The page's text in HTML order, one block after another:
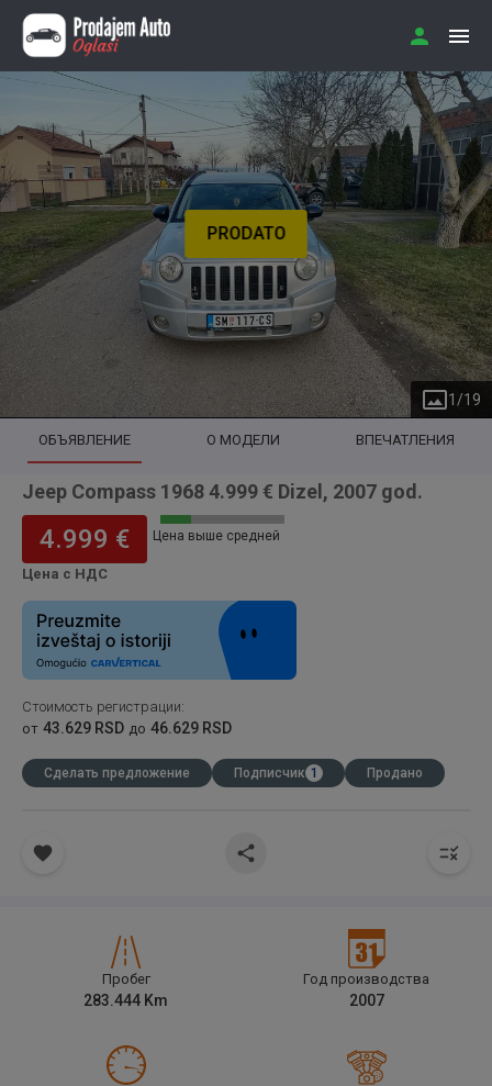
PRODATO
1 /19
ОБЪЯВЛЕНИЕ О МОДЕЛИ ВПЕЧАТЛЕНИЯ
Jeep Compass 1968 4.999 € Dizel, 2007 god.
4.999 €
Цена с НДС
Цена выше средней
Стоимость регистрации:
от 43.629 RSD до 46.629 RSD
Сделать предложение Подписчик 1 Продано
Пробег
283.444 Km
Год производства
2007